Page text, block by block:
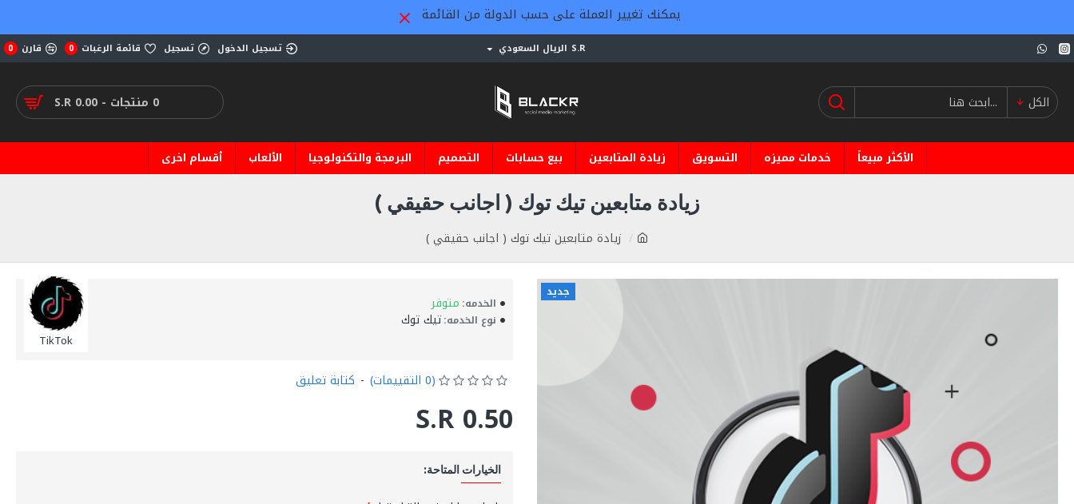
يمكنك تغيير العملة على حسب الدولة من القائمة
S.R الريال السعودي تسجيل الدخول تسجيل قائمة الرغبات 0 قارن 0
الكل 0 منتجات - S.R 0.00
الأكثر مبيعاً خدمات مميزه التسويق زيادة المتابعين بيع حسابات التصميم البرمجة والتكنولوجيا الألعاب أقسام اخرى
زيادة متابعين تيك توك ( اجانب حقيقي )
زيادة متابعين تيك توك ( اجانب حقيقي )
جديد
الخدمه: متوفر
نوع الخدمه:تيك توك
TikTok
(0 التقييمات) - كتابة تعليق
S.R 0.50
الخيارات المتاحة: